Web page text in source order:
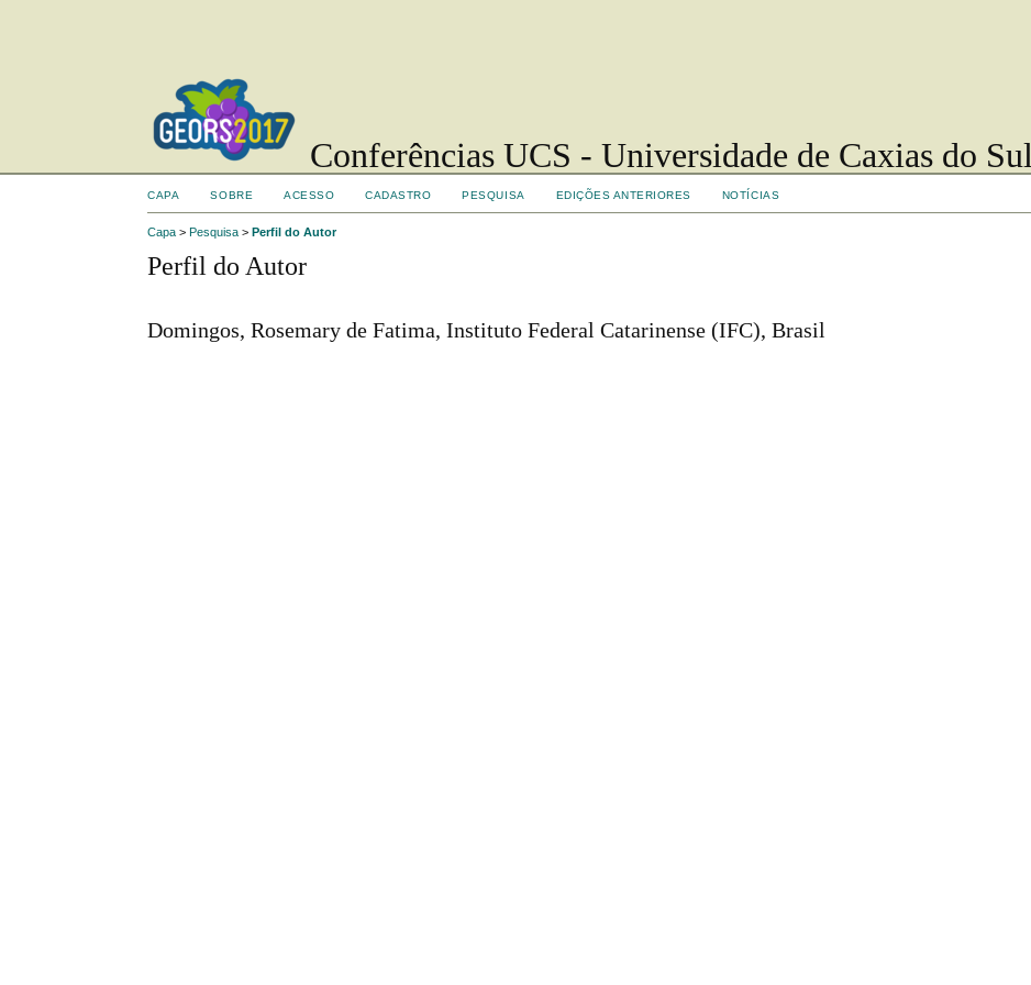
Conferências UCS - Universidade de Caxias do Sul
CAPA SOBRE ACESSO CADASTRO PESQUISA EDIÇÕES ANTERIORES NOTÍCIAS
Capa >Pesquisa >Perfil do Autor
Perfil do Autor
Domingos, Rosemary de Fatima, Instituto Federal Catarinense (IFC), Brasil